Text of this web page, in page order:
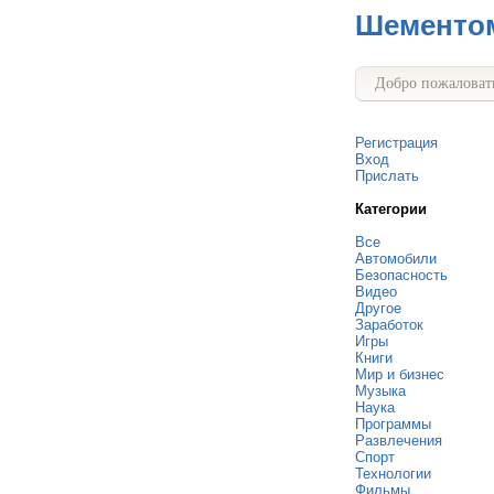
Добро
Регистрация
Вход
Прислать
Категории
Все
Автомобили
Безопасность
Видео
Другое
Заработок
Игры
Книги
Мир и бизнес
Музыка
Наука
Программы
Развлечения
Спорт
Технологии
Фильмы